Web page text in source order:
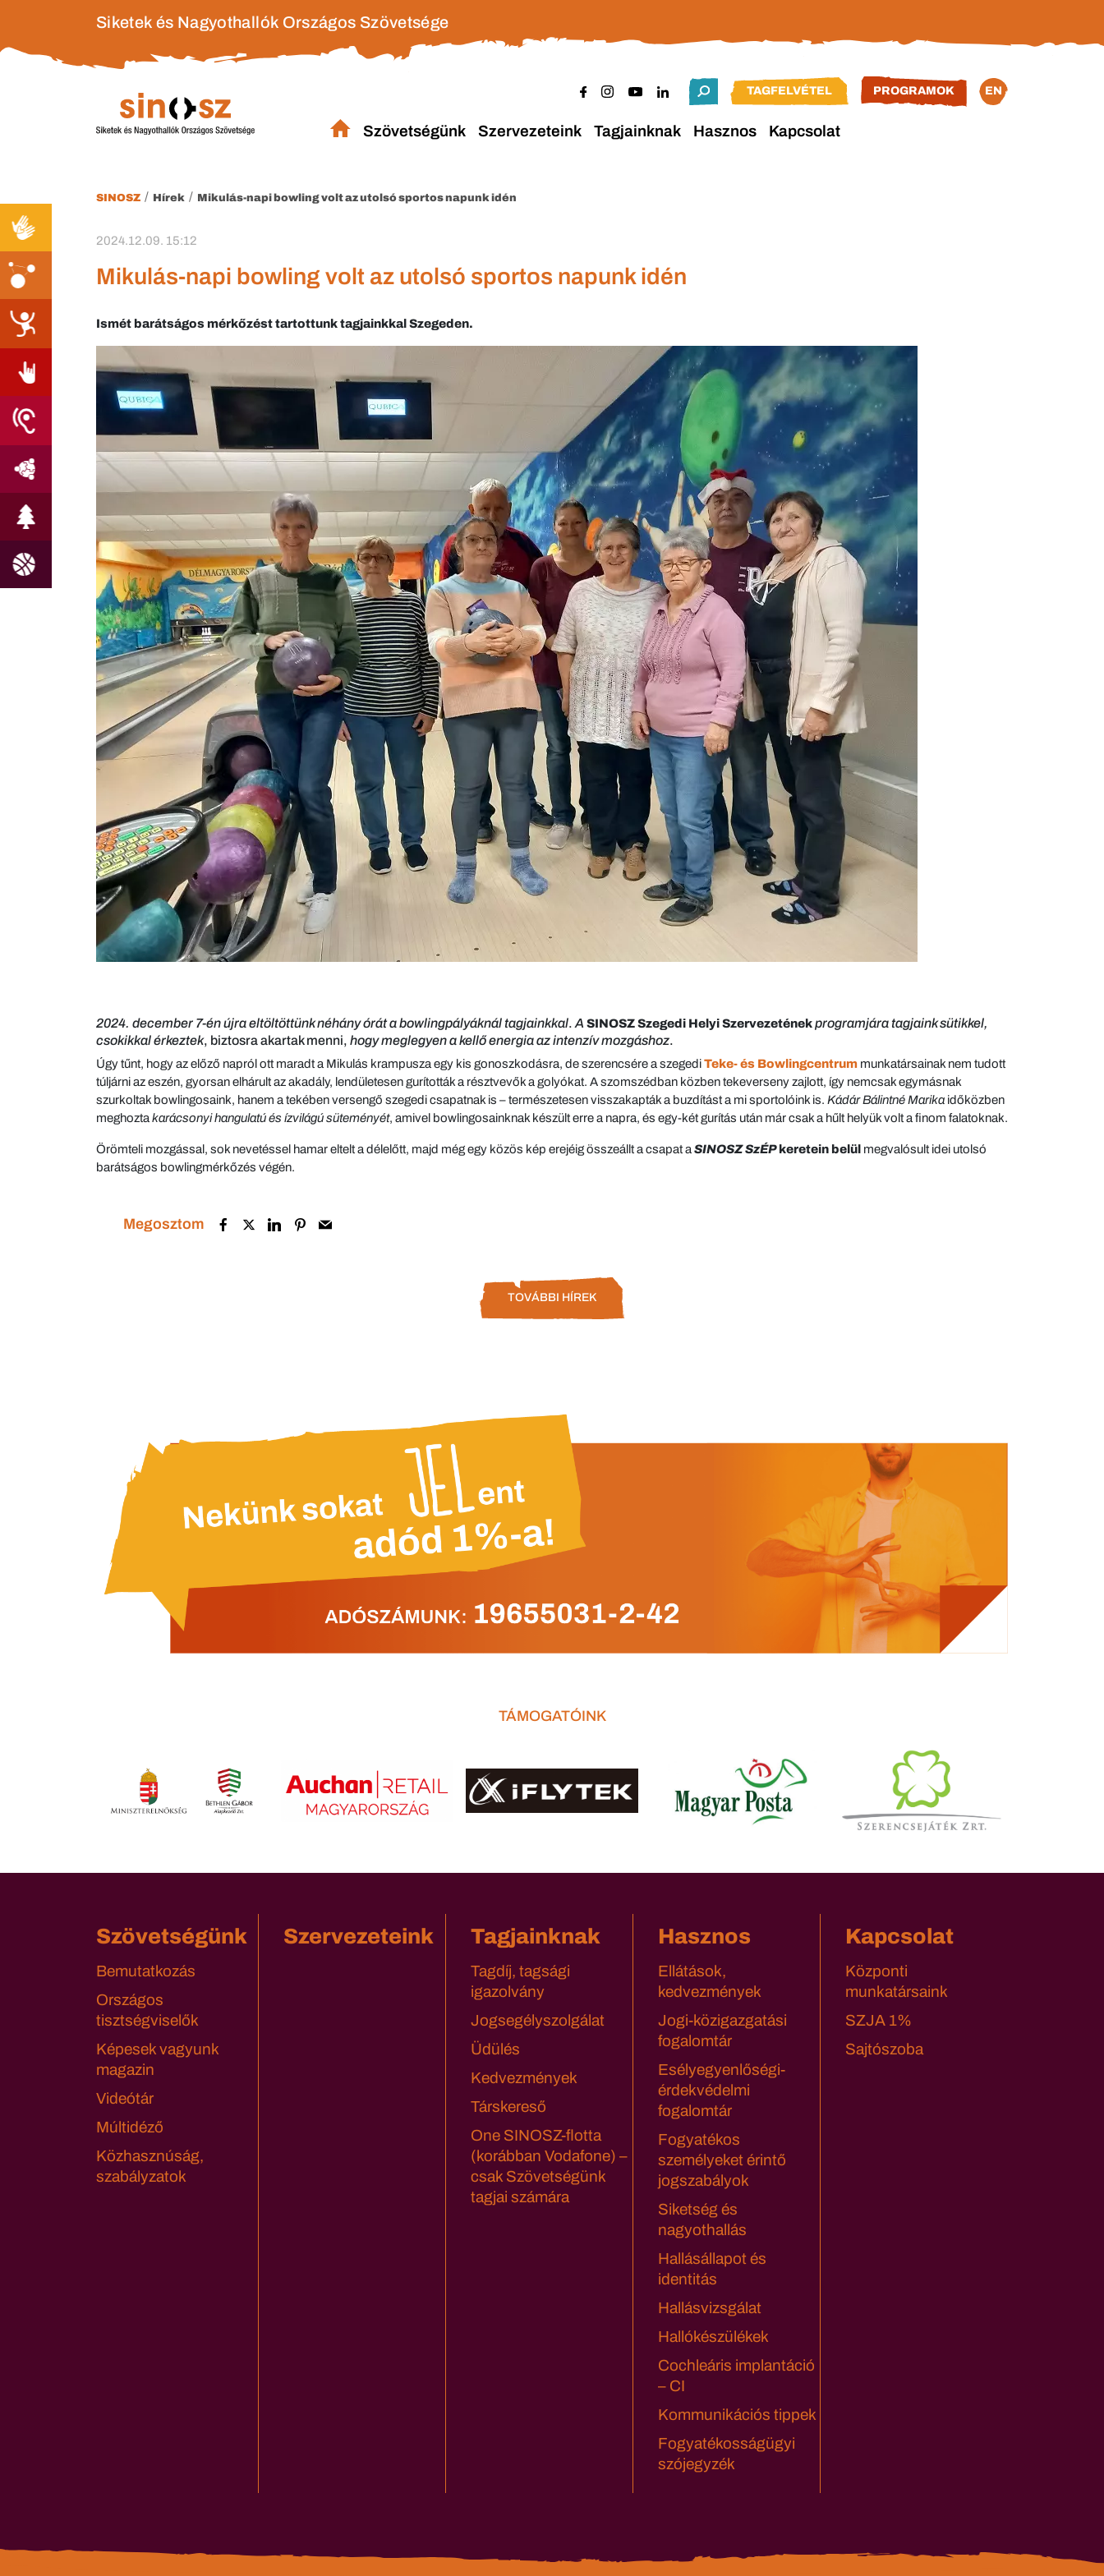
Siketek és Nagyothallók Országos Szövetsége
TAGFELVÉTEL PROGRAMOK EN
Szövetségünk Szervezeteink Tagjainknak Hasznos Kapcsolat
SINOSZ / Hírek / Mikulás-napi bowling volt az utolsó sportos napunk idén
2024.12.09. 15:12
Mikulás-napi bowling volt az utolsó sportos napunk idén
Ismét barátságos mérkőzést tartottunk tagjainkkal Szegeden.
2024. december 7-én újraeltöltöttünk néhány órát a bowlingpályáknál tagjainkkal. A SINOSZ Szegedi Helyi Szervezeténekprogramjára tagjaink sütikkel,
csokikkal érkeztek, biztosra akartak menni, hogy meglegyen a kellő energia az intenzív mozgáshoz.
Úgy tűnt, hogy az előző napról ott maradt a Mikulás krampusza egy kis gonoszkodásra, de szerencsére a szegediTeke- és Bowlingcentrum munkatársainak nem tudott
túljárni az eszén, gyorsan elhárult az akadály, lendületesen gurították a résztvevők a golyókat. A szomszédban közben tekeverseny zajlott, így nemcsak egymásnak
szurkoltak bowlingosaink, hanem a tekében versengő szegedi csapatnak is – természetesen visszakapták a buzdítást a mi sportolóink is. Kádár Bálintné Marika időközben
meghozta karácsonyi hangulatú és ízvilágú süteményét, amivel bowlingosainknak készült erre a napra, és egy-két gurítás után már csak a hűlt helyük volt a finom falatoknak.
Örömteli mozgással, sok nevetéssel hamar eltelt a délelőtt, majd még egy közös kép erejéig összeállt a csapat a SINOSZ SzÉPkeretein belül megvalósult idei utolsó
barátságos bowlingmérkőzés végén.
Megosztom
TOVÁBBI HÍREK
TÁMOGATÓINK
Szövetségünk
Bemutatkozás
Országos
tisztségviselők
Képesek vagyunk
magazin
Videótár
Múltidéző
Közhasznúság,
szabályzatok
Szervezeteink Tagjainknak
Tagdíj, tagsági
igazolvány
Jogsegélyszolgálat
Üdülés
Kedvezmények
Társkereső
One SINOSZ-flotta
(korábban Vodafone) –
csak Szövetségünk
tagjai számára
Hasznos
Ellátások,
kedvezmények
Jogi-közigazgatási
fogalomtár
Esélyegyenlőségi-
érdekvédelmi
fogalomtár
Fogyatékos
személyeket érintő
jogszabályok
Siketség és
nagyothallás
Hallásállapot és
identitás
Hallásvizsgálat
Hallókészülékek
Cochleáris implantáció
– CI
Kommunikációs tippek
Fogyatékosságügyi
szójegyzék
Kapcsolat
Központi
munkatársaink
SZJA 1%
Sajtószoba